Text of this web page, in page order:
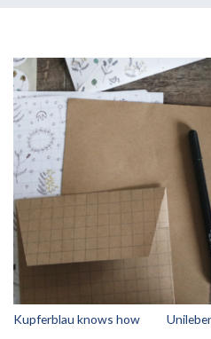
Kupferblau knows how